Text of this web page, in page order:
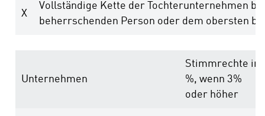
X
Vollständige Kette der Tochterunternehmen
beherrschenden Person oder dem obersten
Unternehmen
Stimmrechte in
%, wenn 3%
oder höher